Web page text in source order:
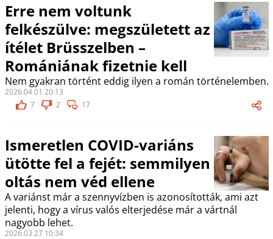
Erre nem voltunk
felkészülve: megszületett az
ítélet Brüsszelben –
Romániának fizetnie kell
Nem gyakran történt eddig ilyen a román történelemben.
2026.04.01 20:13
7
2 17
Ismeretlen COVID-variáns
ütötte fel a fejét: semmilyen
oltás nem véd ellene
A variánst már a szennyvízben is azonosították, ami azt
jelenti, hogy a vírus valós elterjedése már a vártnál
nagyobb lehet.
2026.03.27 10:34